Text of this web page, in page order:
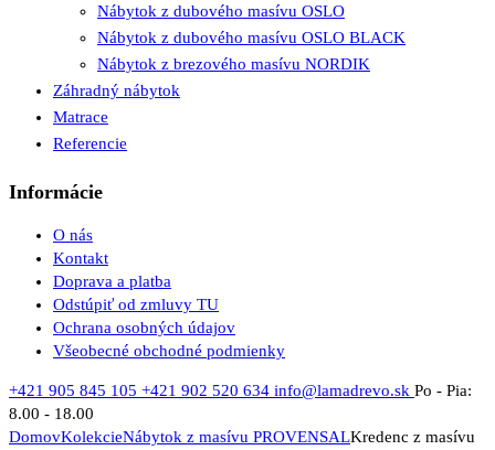
Nábytok z dubového masívu OSLO
Nábytok z dubového masívu OSLO BLACK
Nábytok z brezového masívu NORDIK
Záhradný nábytok
Matrace
Referencie
Informácie
O nás
Kontakt
Doprava a platba
Odstúpiť od zmluvy TU
Ochrana osobných údajov
Všeobecné obchodné podmienky
+421 905 845 105 +421 902 520 634 info@lamadrevo.sk Po - Pia:
8.00 - 18.00
DomovKolekcieNábytok z masívu PROVENSALKredenc z masívu